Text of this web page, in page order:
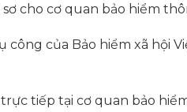
cho cơ quan bảo hiểm
công của Bảo hiểm xã hội
tiếp tại cơ quan bảo